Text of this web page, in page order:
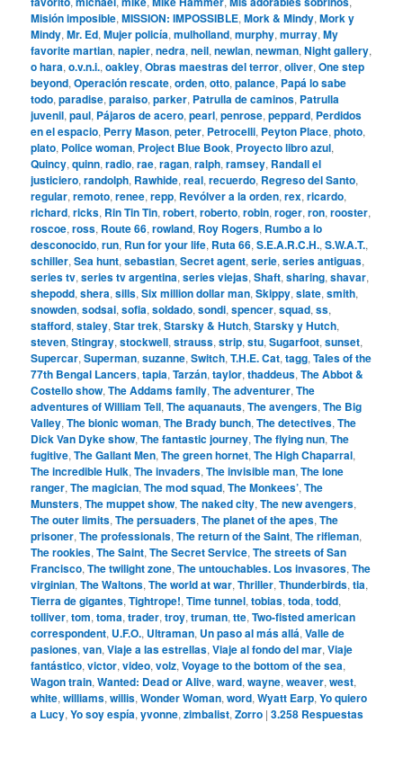
Misión imposible,MISSION: IMPOSSIBLE,Mork & Mindy,Mork y
Mindy,Mr. Ed,Mujer policía,mulholland,murphy,murray,My
favorite martian,napier,nedra,neil,newlan,newman,Night gallery,
o hara,o.v.n.i.,oakley,Obras maestras del terror,oliver,One step
beyond,Operación rescate,orden,otto,palance, Papá lo sabe
todo,paradise,paraiso,parker, Patrulla de caminos, Patrulla
juvenil,paul, Pájaros de acero,pearl,penrose,peppard, Perdidos
en el espacio, Perry Mason,peter, Petrocelli, Peyton Place,photo,
plato, Police woman, Project Blue Book, Proyecto libro azul,
Quincy,quinn,radio,rae,ragan,ralph,ramsey, Randall el
justiciero,randolph, Rawhide,real,recuerdo, Regreso del Santo,
regular,remoto,renee,repp, Revólver a la orden,rex,ricardo,
richard,ricks, Rin Tin Tin,robert,roberto,robin,roger,ron,rooster,
roscoe,ross, Route 66,rowland, Roy Rogers, Rumbo a lo
desconocido,run, Run for your life, Ruta 66,S.E.A.R.C.H.,S.W.A.T.,
schiller,Sea hunt,sebastian,Secret agent,serie,series antiguas,
series tv,series tv argentina,series viejas,Shaft,sharing,shavar,
shepodd,shera,sills,Six million dollar man,Skippy,slate,smith,
snowden,sodsai,sofia,soldado,sondi,spencer,squad,ss,
stafford,staley,Star trek,Starsky & Hutch,Starsky y Hutch,
steven,Stingray,stockwell,strauss,strip,stu,Sugarfoot,sunset,
Supercar,Superman,suzanne,Switch,T.H.E. Cat,tagg,Tales of the
77th Bengal Lancers,tapia,Tarzán,taylor,thaddeus,The Abbot &
Costello show,The Addams family,The adventurer,The
adventures of William Tell,The aquanauts,The avengers,The Big
Valley,The bionic woman,The Brady bunch,The detectives,The
Dick Van Dyke show,The fantastic journey,The flying nun,The
fugitive,The Gallant Men,The green hornet,The High Chaparral,
The incredible Hulk,The invaders,The invisible man,The lone
ranger,The magician,The mod squad,The Monkees’,The
Munsters,The muppet show,The naked city,The new avengers,
The outer limits,The persuaders,The planet of the apes,The
prisoner,The professionals,The return of the Saint,The rifleman,
The rookies,The Saint,The Secret Service,The streets of San
Francisco,The twilight zone,The untouchables. Los invasores,The
virginian,The Waltons,The world at war,Thriller,Thunderbirds,tia,
Tierra de gigantes,Tightrope!,Time tunnel,tobias,toda,todd,
tolliver,tom,toma,trader,troy,truman,tte,Two-fisted american
correspondent, U.F.O., Ultraman, Un paso al más allá,Valle de
pasiones,van,Viaje a las estrellas,Viaje al fondo del mar,Viaje
fantástico,victor,video,volz,Voyage to the bottom of the sea,
Wagon train,Wanted: Dead or Alive,ward,wayne,weaver,west,
white,williams,willis,Wonder Woman,word,Wyatt Earp,Yo quiero
a Lucy,Yo soy espía,yvonne,zimbalist,Zorro |3.258 Respuestas